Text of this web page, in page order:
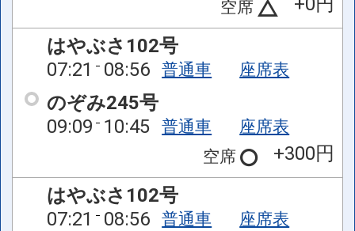
空席
はやぶさ102号
07:21
08:56 普通車 座席表
のぞみ245号
09:09 10:45 普通車
座席表
空席
+300円
はやぶさ102号
07:21
08:56 普通車 座席表